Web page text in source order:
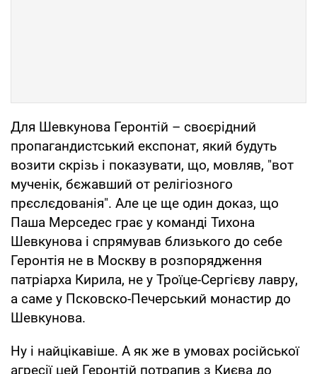
Для Шевкунова Геронтій – своєрідний
пропагандистський експонат, який будуть
возити скрізь і показувати, що, мовляв, "вот
мученік, бєжавший от релігіозного
прєслєдованія". Але це ще один доказ, що
Паша Мерседес грає у команді Тихона
Шевкунова і спрямував близького до себе
Геронтія не в Москву в розпорядження
патріарха Кирила, не у Троїце-Сергієву лавру,
а саме у Псковско-Печерський монастир до
Шевкунова.
Ну і найцікавіше. А як же в умовах російської
агресії цей Геронтій потрапив з Києва до